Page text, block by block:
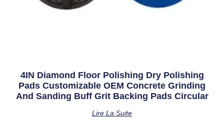
4IN Diamond Floor Polishing Dry Polishing
Pads Customizable OEM Concrete Grinding
And Sanding Buff Grit Backing Pads Circular
Lire La Suite